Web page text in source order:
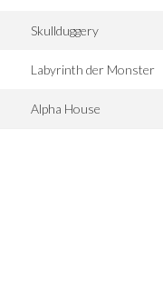
Skullduggery
Labyrinth der Monster
Alpha House